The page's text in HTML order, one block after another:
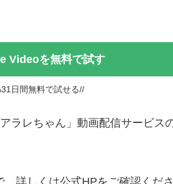
Videoを無料で試す
日間無料で試せる//
ラレちゃん」動画配信サービス